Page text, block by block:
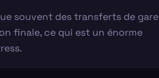
souvent des transferts de gare
finale, ce qui est un énorme